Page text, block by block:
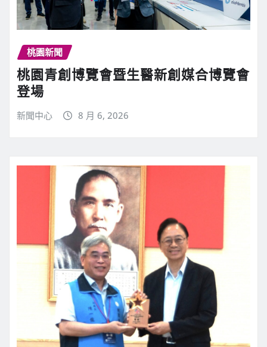
桃園新聞
桃園青創博覽會暨生醫新創媒合博覽會
登場
新聞中心 8 月 6, 2026